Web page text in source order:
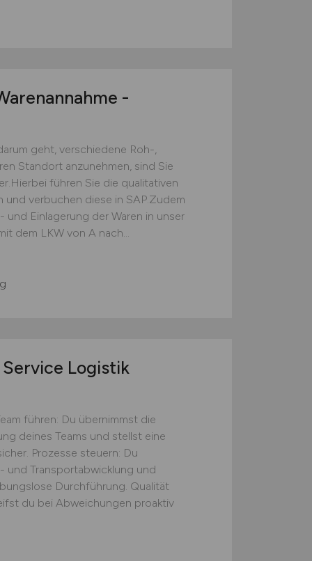
-
geht, verschiedene Roh-,
Standort anzunehmen, sind Sie
führen Sie die qualitativen
verbuchen diese in SAP.Zudem
Einlagerung der Waren in unser
dem LKW von A nach...
Logistik
führen: Du übernimmst die
deines Teams und stellst eine
Prozesse steuern: Du
und Transportabwicklung und
Durchführung. Qualität
du bei Abweichungen proaktiv